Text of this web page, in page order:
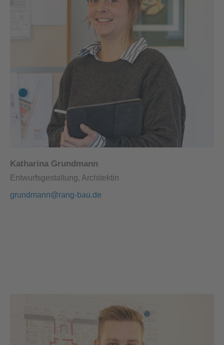
Katharina Grundmann
Entwurfsgestaltung, Architektin
grundmann@rang-bau.de